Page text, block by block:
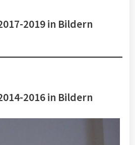
2019 in Bildern
2016 in Bildern